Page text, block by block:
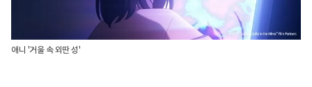
애니 '거울 속 외딴 성'